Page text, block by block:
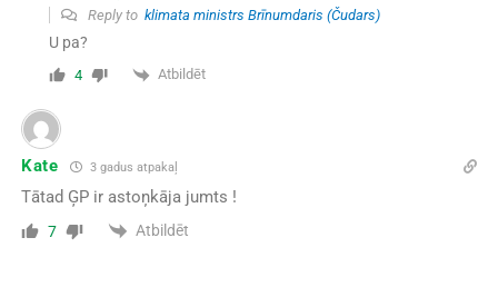
Reply to klimata ministrs Brīnumdaris (Čudars)
U pa?
4 Atbildēt
Kate 3 gadus atpakaļ
Tātad ĢP ir astoņkāja jumts !
7 Atbildēt